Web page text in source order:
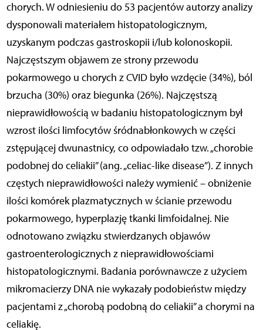
chorych. W odniesieniu do 53 pacjentów autorzy analizy
dysponowali materiałem histopatologicznym,
uzyskanym podczas gastroskopii i/lub kolonoskopii.
Najczęstszym objawem ze strony przewodu
pokarmowego u chorych z CVID było wzdęcie (34%), ból
brzucha (30%) oraz biegunka (26%). Najczęstszą
nieprawidłowością w badaniu histopatologicznym był
wzrost ilości limfocytów śródnabłonkowych w części
zstępującej dwunastnicy, co odpowiadało tzw. „chorobie
podobnej do celiakii” (ang. „celiac-like disease”). Z innych
częstych nieprawidłowości należy wymienić – obniżenie
ilości komórek plazmatycznych w ścianie przewodu
pokarmowego, hyperplazję tkanki limfoidalnej. Nie
odnotowano związku stwierdzanych objawów
gastroenterologicznych z nieprawidłowościami
histopatologicznymi. Badania porównawcze z użyciem
mikromacierzy DNA nie wykazały podobieństw między
pacjentami z „chorobą podobną do celiakii” a chorymi na
celiakię.